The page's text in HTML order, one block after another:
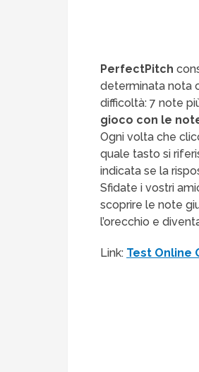
PerfectPitch
determinata nota
difficoltà: 7 note
gioco con le
Ogni volta che
quale tasto si
indicata se la
Sfidate i vostri
scoprire le note
l’orecchio e
Link: Test Online